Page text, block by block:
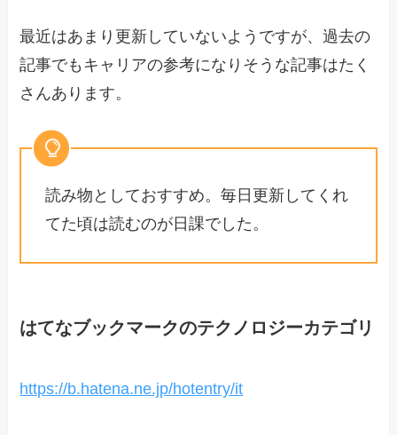
最近はあまり更新していないようですが、過去の
記事でもキャリアの参考になりそうな記事はたく
さんあります。
読み物としておすすめ。毎日更新してくれ
てた頃は読むのが日課でした。
はてなブックマークのテクノロジーカテゴリ
https://b.hatena.ne.jp/hotentry/it